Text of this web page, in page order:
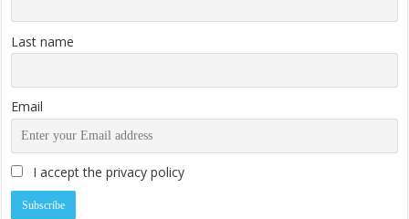
Last name
Email
I accept the privacy policy